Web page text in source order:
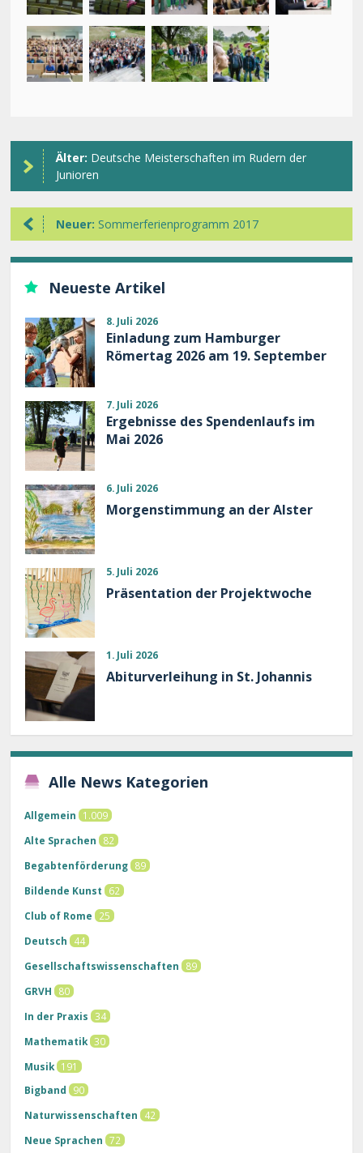
Älter: Deutsche Meisterschaften im Rudern der
Junioren
Neuer: Sommerferienprogramm 2017
Neueste Artikel
8. Juli 2026
Einladung zum Hamburger
Römertag 2026 am 19. September
7. Juli 2026
Ergebnisse des Spendenlaufs im
Mai 2026
6. Juli 2026
Morgenstimmung an der Alster
5. Juli 2026
Präsentation der Projektwoche
1. Juli 2026
Abiturverleihung in St. Johannis
Alle News Kategorien
Allgemein
1.009
Alte Sprachen
82
Begabtenförderung 89
Bildende Kunst
62
Club of Rome
25
Deutsch
44
Gesellschaftswissenschaften
89
GRVH
80
In der Praxis
34
Mathematik 30
Musik 191
Bigband
90
Naturwissenschaften
42
Neue Sprachen 72